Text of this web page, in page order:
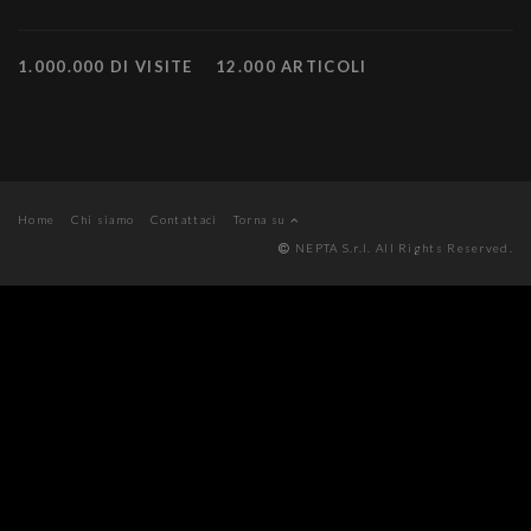
1.000.000 DI VISITE 12.000 ARTICOLI
Home Chi siamo Contattaci
Torna su
NEPTA S.r.l. All Rights Reserved.